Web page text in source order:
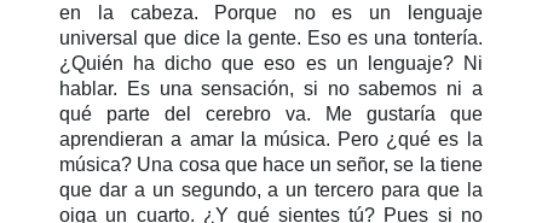
en la cabeza. Porque no es un lenguaje
universal que dice la gente. Eso es una tontería.
¿Quién ha dicho que eso es un lenguaje? Ni
hablar. Es una sensación, si no sabemos ni a
qué parte del cerebro va. Me gustaría que
aprendieran a amar la música. Pero ¿qué es la
música? Una cosa que hace un señor, se la tiene
que dar a un segundo, a un tercero para que la
oiga un cuarto. ¿Y qué sientes tú? Pues si no